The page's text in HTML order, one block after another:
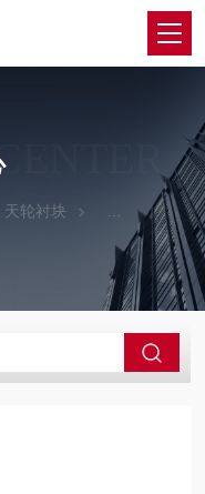
天轮衬块 聚氨酯天轮衬块